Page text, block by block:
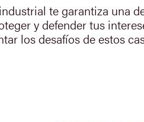
te garantiza una
y defender tus
los desafíos de estos